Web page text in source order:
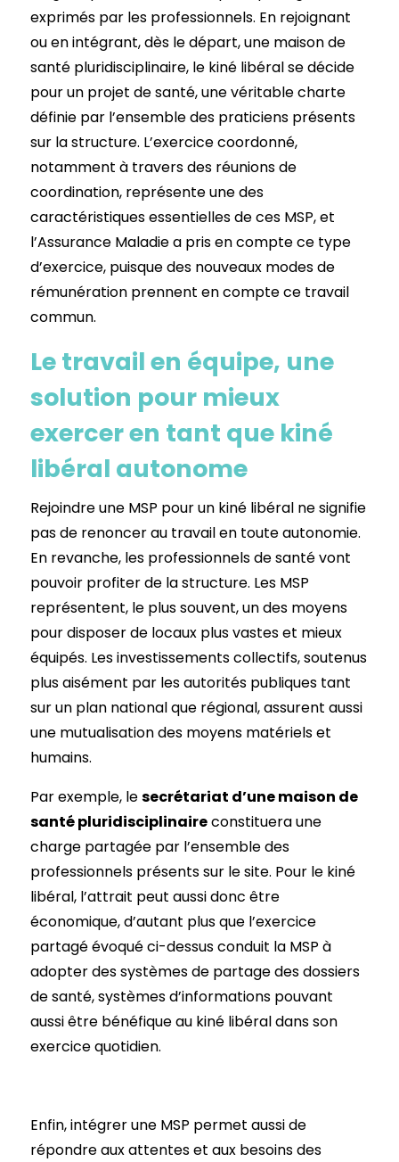
exprimés par les professionnels. En rejoignant
ou en intégrant, dès le départ, une maison de
santé pluridisciplinaire, le kiné libéral se décide
pour un projet de santé, une véritable charte
définie par l’ensemble des praticiens présents
sur la structure. L’exercice coordonné,
notamment à travers des réunions de
coordination, représente une des
caractéristiques essentielles de ces MSP, et
l’Assurance Maladie a pris en compte ce type
d’exercice, puisque des nouveaux modes de
rémunération prennent en compte ce travail
commun.
Le travail en équipe, une
solution pour mieux
exercer en tant que kiné
libéral autonome
Rejoindre une MSP pour un kiné libéral ne signifie
pas de renoncer au travail en toute autonomie.
En revanche, les professionnels de santé vont
pouvoir profiter de la structure. Les MSP
représentent, le plus souvent, un des moyens
pour disposer de locaux plus vastes et mieux
équipés. Les investissements collectifs, soutenus
plus aisément par les autorités publiques tant
sur un plan national que régional, assurent aussi
une mutualisation des moyens matériels et
humains.
Par exemple, lesecrétariat d’une maison de
santé pluridisciplinaireconstituera une
charge partagée par l’ensemble des
professionnels présents sur le site. Pour le kiné
libéral, l’attrait peut aussi donc être
économique, d’autant plus que l’exercice
partagé évoqué ci-dessus conduit la MSP à
adopter des systèmes de partage des dossiers
de santé, systèmes d’informations pouvant
aussi être bénéfique au kiné libéral dans son
exercice quotidien.
Enfin, intégrer une MSP permet aussi de
répondre aux attentes et aux besoins des